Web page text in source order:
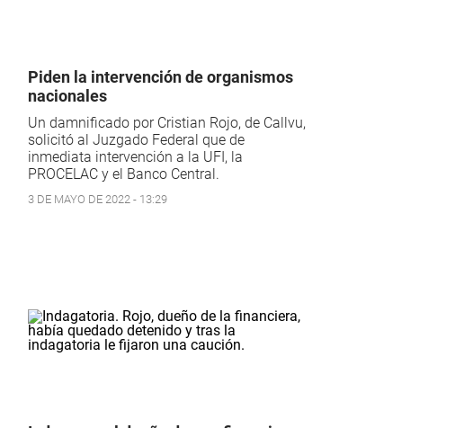
Piden la intervención de organismos
nacionales
Un damnificado por Cristian Rojo, de Callvu,
solicitó al Juzgado Federal que de
inmediata intervención a la UFI, la
PROCELAC y el Banco Central.
3 DE MAYO DE 2022 - 13:29